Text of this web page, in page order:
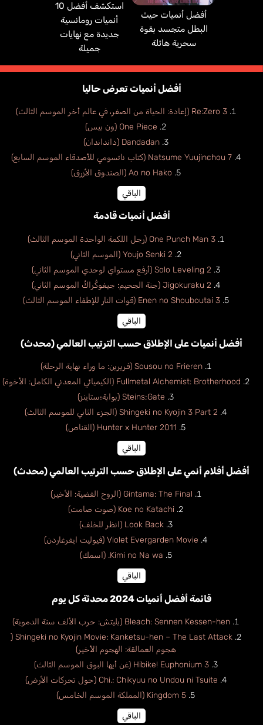
أفضل أنميات حيث
البطل متجسد بقوة
سحرية هائلة
استكشف أفضل 10
أنميات رومانسية
جديدة مع نهايات
جميلة
أفضل أنميات تعرض حاليا
Re:Zero 3 (إعادة: الحياة من الصفر، في عالم أخر الموسم الثالث)
One Piece (ون بيس)
Dandadan (دانداندان)
Natsume Yuujinchou 7 (كتاب ناتسومي للأصدقاء الموسم السابع)
Ao no Hako (الصندوق الأزرق)
الباقي
أفضل أنميات قادمة
One Punch Man 3 (رجل اللكمة الواحدة الموسم الثالث)
Youjo Senki 2 (الموسم الثاني)
Solo Leveling 2 (أرفع مستواي لوحدي الموسم الثاني)
Jigokuraku 2 (جنة الجحيم: جيغوكُراكُ الموسم الثاني)
Enen no Shouboutai 3 (قوات النار للإطفاء الموسم الثالث)
الباقي
أفضل أنميات على الإطلاق حسب الترتيب العالمي (محدث)
Sousou no Frieren (فريرين: ما وراء نهاية الرحلة)
Fullmetal Alchemist: Brotherhood (الكيميائي المعدني الكامل: الأخوة)
Steins;Gate (بوابة؛ستاينز)
Shingeki no Kyojin 3 Part 2 (الجزء الثاني للموسم الثالث)
Hunter x Hunter 2011 (القناص)
الباقي
أفضل أفلام أنمي على الإطلاق حسب الترتيب العالمي (محدث)
Gintama: The Final (الروح الفضية: الأخير)
Koe no Katachi (صوت صامت)
Look Back (انظر للخلف)
Violet Evergarden Movie (فيوليت ايفرغاردن)
Kimi no Na wa. (اسمك)
الباقي
قائمة أفضل أنميات 2024 محدثة كل يوم
Bleach: Sennen Kessen-hen (بليتش: حرب الألف سنة الدموية)
Shingeki no Kyojin Movie: Kanketsu-hen – The Last Attack (
هجوم العمالقة: الهجوم الأخير)
Hibike! Euphonium 3 (غن أيها البوق الموسم الثالث)
Chi.: Chikyuu no Undou ni Tsuite (حول تحركات الأرض)
Kingdom 5 (المملكة الموسم الخامس)
الباقي